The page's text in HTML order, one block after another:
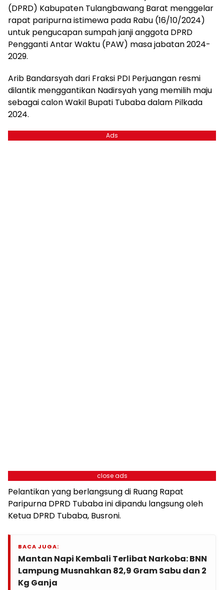
(DPRD) Kabupaten Tulangbawang Barat menggelar
rapat paripurna istimewa pada Rabu (16/10/2024)
untuk pengucapan sumpah janji anggota DPRD
Pengganti Antar Waktu (PAW) masa jabatan 2024-
2029.
Arib Bandarsyah dari Fraksi PDI Perjuangan resmi
dilantik menggantikan Nadirsyah yang memilih maju
sebagai calon Wakil Bupati Tubaba dalam Pilkada
2024.
Ads
close ads
Pelantikan yang berlangsung di Ruang Rapat
Paripurna DPRD Tubaba ini dipandu langsung oleh
Ketua DPRD Tubaba, Busroni.
BACA JUGA:
Mantan Napi Kembali Terlibat Narkoba: BNN
Lampung Musnahkan 82,9 Gram Sabu dan 2
Kg Ganja